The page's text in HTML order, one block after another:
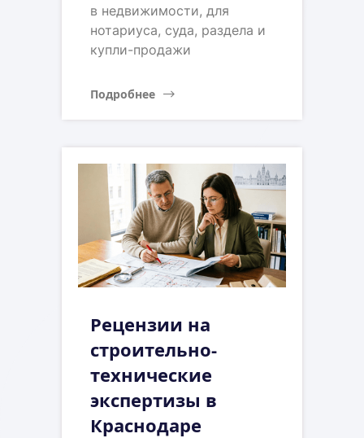
в недвижимости, для
нотариуса, суда, раздела и
купли-продажи
Подробнее
Рецензии на
строительно-
технические
экспертизы в
Краснодаре